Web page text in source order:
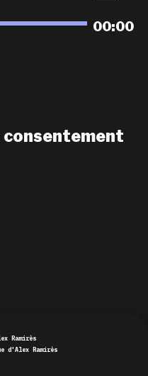
00:00
consentement
Ramirès
d'Alex Ramirès